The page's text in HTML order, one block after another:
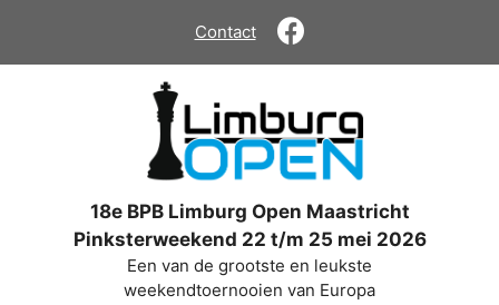
de
Contact
18e BPB Limburg Open Maastricht
Pinksterweekend 22 t/m 25 mei 2026
Een van de grootste en leukste
weekendtoernooien van Europa